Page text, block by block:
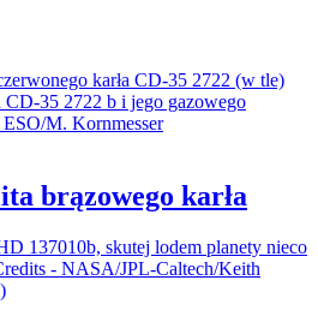
brązowego karła